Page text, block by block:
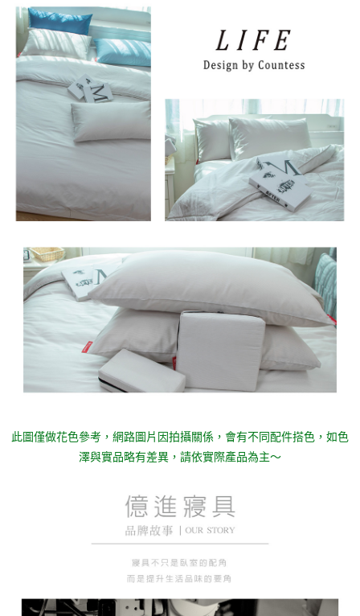
此圖僅做花色參考， 網路圖片因拍攝關係，會有不同配件搭色，如色
澤與實品略有差異，請依實際產品為主～